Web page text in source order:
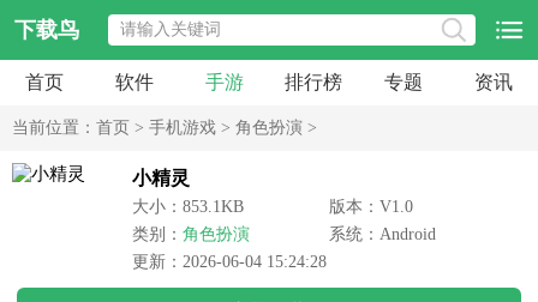
下载鸟
首页 软件 手游 排行榜 专题 资讯
当前位置： 首页 > 手机游戏 > 角色扮演 >
小精灵
大小：853.1KB
版本：V1.0
类别： 角色扮演
系统：Android
更新：2026-06-04 15:24:28